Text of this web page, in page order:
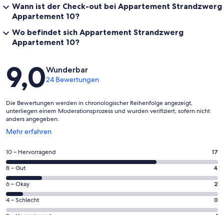
Wann ist der Check-out bei Appartement Strandzwerg
Appartement 10?
Wo befindet sich Appartement Strandzwerg
Appartement 10?
Bewertungen
9,0Wunderbar
24 Bewertungen
Die Bewertungen werden in chronologischer Reihenfolge angezeigt,
unterliegen einem Moderationsprozess und wurden verifiziert, sofern nicht
anders angegeben.
Mehr erfahren
Wird
einem
neuen
Fenster
geöffnet
17
von
insgesamt
24
Gästebewertungen
haben
10 – Hervorragend 17
4
von
insgesamt
24
Gästebewertungen
8 – Gut 4
2
von
insgesamt
6 – Okay 2
0
von
4 – Schlecht 0